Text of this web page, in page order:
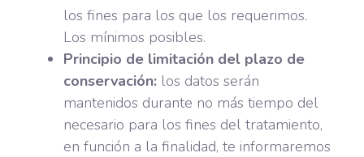
los fines para los que los requerimos.
Los mínimos posibles.
Principio de limitación del plazo de
conservación: los datos serán
mantenidos durante no más tiempo del
necesario para los fines del tratamiento,
en función a la finalidad, te informaremos